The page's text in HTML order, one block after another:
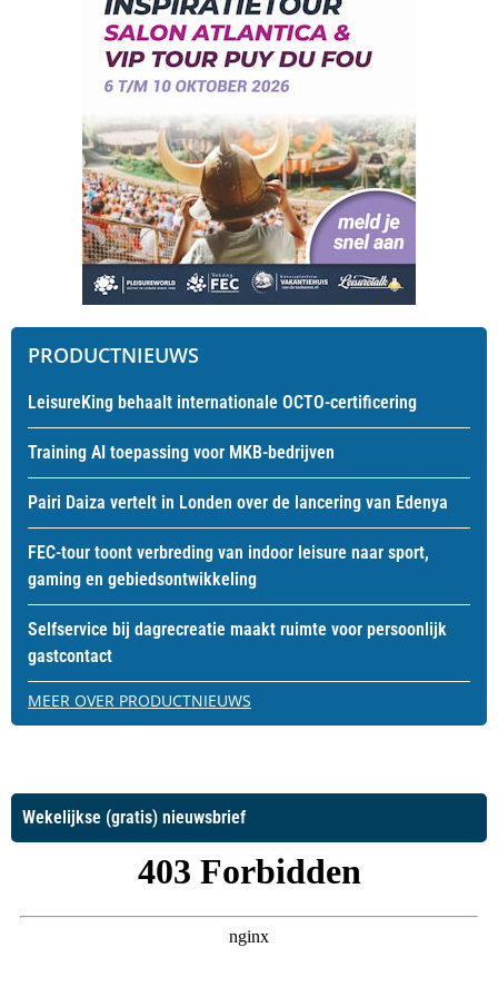
PRODUCTNIEUWS
LeisureKing behaalt internationale OCTO-certificering
Training AI toepassing voor MKB-bedrijven
Pairi Daiza vertelt in Londen over de lancering van Edenya
FEC-tour toont verbreding van indoor leisure naar sport,
gaming en gebiedsontwikkeling
Selfservice bij dagrecreatie maakt ruimte voor persoonlijk
gastcontact
MEER OVER PRODUCTNIEUWS
Wekelijkse (gratis) nieuwsbrief